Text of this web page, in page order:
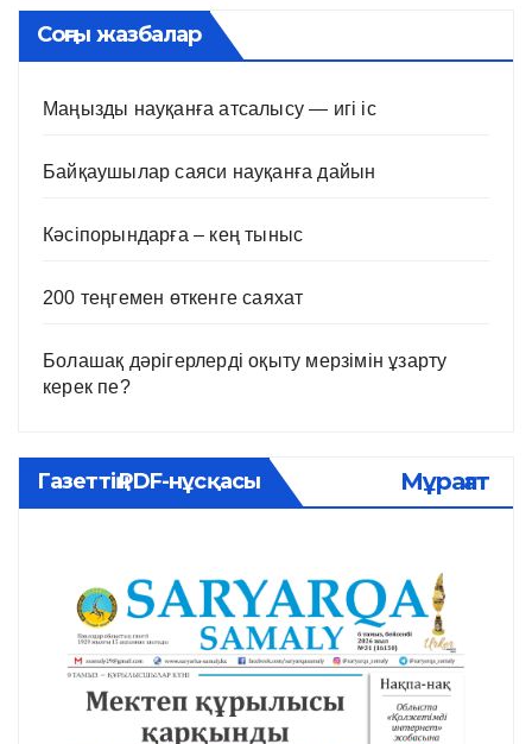
Соңғы жазбалар
Маңызды науқанға атсалысу — игі іс
Байқаушылар саяси науқанға дайын
Кәсіпорындарға – кең тыныс
200 теңгемен өткенге саяхат
Болашақ дәрігерлерді оқыту мерзімін ұзарту
керек пе?
Газеттің PDF-нұсқасы Мұрағат